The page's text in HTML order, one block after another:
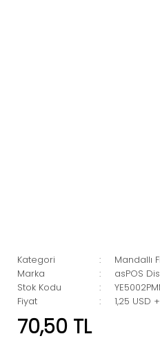
Kategori
Mandallı
Marka
asPOS
Stok Kodu
Fiyat
1,25 USD
70,50 TL